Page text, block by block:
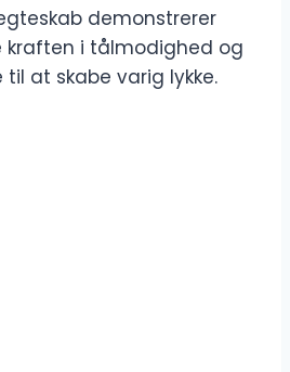
demonstrerer
kraften i tålmodighed og
at skabe varig lykke.